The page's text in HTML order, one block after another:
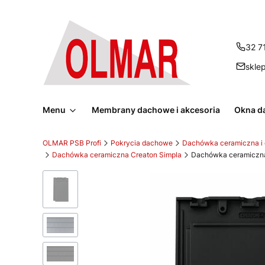
32
Menu Membrany dachowe i akcesoria Okna
OLMAR PSB Profi Pokrycia dachowe
Dachówka ceramiczna i
Dachówka ceramiczna Creaton Simpla
Dachówka